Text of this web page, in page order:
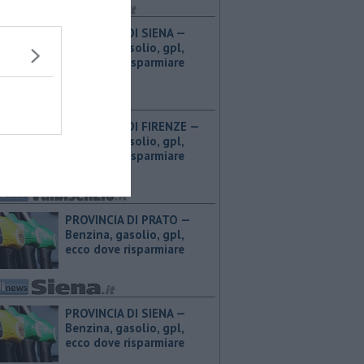
PROVINCIA DI SIENA — ​
Benzina, gasolio, gpl,
ecco dove risparmiare
PROVINCIA DI FIRENZE — ​
Benzina, gasolio, gpl,
ecco dove risparmiare
PROVINCIA DI PRATO — ​
Benzina, gasolio, gpl,
ecco dove risparmiare
PROVINCIA DI SIENA — ​
Benzina, gasolio, gpl,
ecco dove risparmiare